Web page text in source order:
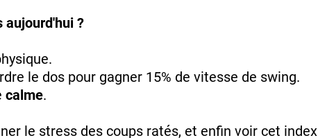
aujourd'hui ?
le dos pour gagner 15% de vitesse de swing.
calme.
le stress des coups ratés, et enfin voir cet index